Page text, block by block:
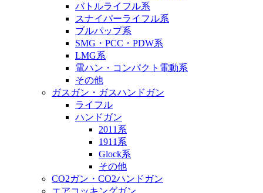
バトルライフル系
スナイパーライフル系
ブルパップ系
SMG・PCC・PDW系
LMG系
電ハン・コンパクト電動系
その他
ガスガン・ガスハンドガン
ライフル
ハンドガン
2011系
1911系
Glock系
その他
CO2ガン・CO2ハンドガン
エアコッキングガン